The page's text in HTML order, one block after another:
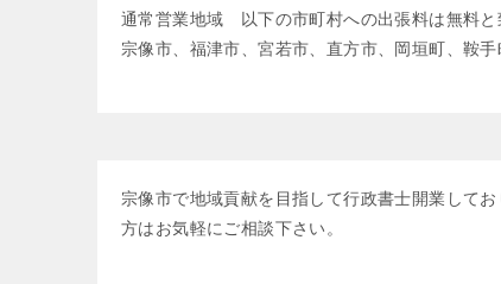
通常営業地域 以下の市町村への出張料は無料と
宗像市、福津市、宮若市、直方市、岡垣町、鞍手
宗像市で地域貢献を目指して行政書士開業して
方はお気軽にご相談下さい。